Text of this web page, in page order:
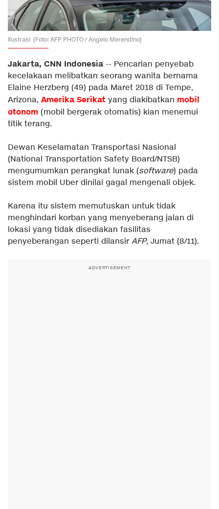
Ilustrasi. (Foto: AFP PHOTO / Angelo Merendino)
Jakarta, CNN Indonesia -- Pencarian penyebab
kecelakaan melibatkan seorang wanita bernama
Elaine Herzberg (49) pada Maret 2018 di Tempe,
Arizona, Amerika Serikat yang diakibatkan mobil
otonom (mobil bergerak otomatis) kian menemui
titik terang.
Dewan Keselamatan Transportasi Nasional
(National Transportation Safety Board/NTSB)
mengumumkan perangkat lunak (software) pada
sistem mobil Uber dinilai gagal mengenali objek.
Karena itu sistem memutuskan untuk tidak
menghindari korban yang menyeberang jalan di
lokasi yang tidak disediakan fasilitas
penyeberangan seperti dilansir AFP, Jumat (8/11).
ADVERTISEMENT